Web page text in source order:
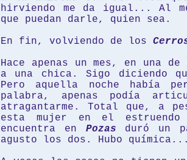
hirviendo me da igual... Al
que puedan darle, quien sea.
En fin, volviendo de los
Hace apenas un mes, en una
a una chica. Sigo diciendo
Pero aquella noche había
palabra, apenas podía
atragantarme. Total que, a
esta mujer en el
encuentra en Pozas duró un
agusto los dos. Hubo química...